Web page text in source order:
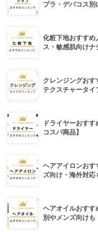
プラ・デパコス別
化粧下地おすすめ
ス・敏感肌向けナ
クレンジングお
テクスチャータイ
ドライヤーおす
コスパ商品】
ヘアアイロンお
ズ向け・海外対応
ヘアオイルおす
別やメンズ向けも